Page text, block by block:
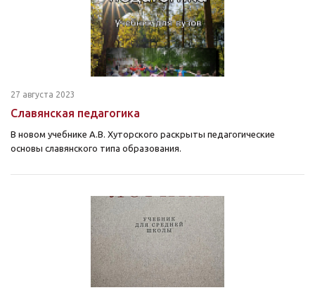
27 августа 2023
Славянская педагогика
В новом учебнике А.В. Хуторского раскрыты педагогические
основы славянского типа образования.